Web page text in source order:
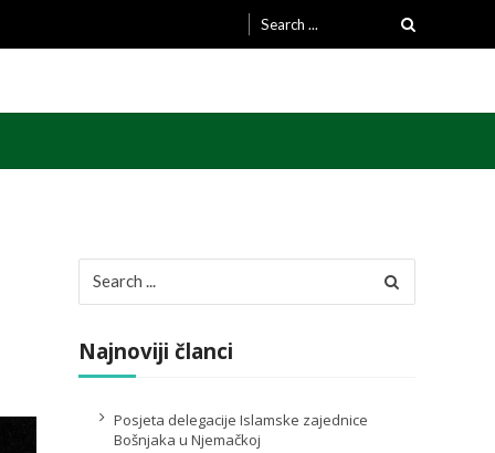
Search
for:
for:
Najnoviji članci
Posjeta delegacije Islamske zajednice
Bošnjaka u Njemačkoj